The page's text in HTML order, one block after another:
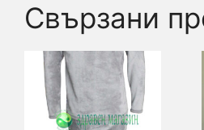
Свързани
This
product
has
multiple